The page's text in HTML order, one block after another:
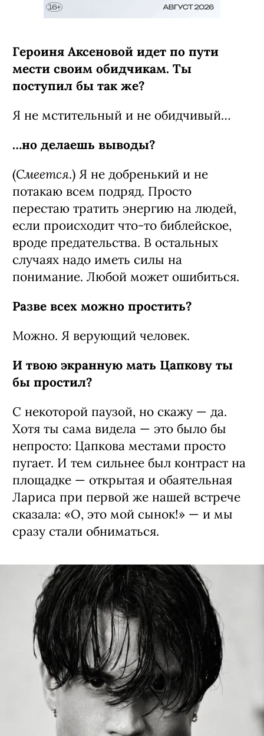
Героиня Аксеновой идет по пути
мести своим обидчикам. Ты
поступил бы так же?
Я не мстительный и не обидчивый…
…но делаешь выводы?
(Смеется.) Я не добренький и не
потакаю всем подряд. Просто
перестаю тратить энергию на людей,
если происходит что-то библейское,
вроде предательства. В остальных
случаях надо иметь силы на
понимание. Любой может ошибиться.
Разве всех можно простить?
Можно. Я верующий человек.
И твою экранную мать Цапкову ты
бы простил?
С некоторой паузой, но скажу — да.
Хотя ты сама видела — это было бы
непросто: Цапкова местами просто
пугает. И тем сильнее был контраст на
площадке — открытая и обаятельная
Лариса при первой же нашей встрече
сказала: «О, это мой сынок!» — и мы
сразу стали обниматься.